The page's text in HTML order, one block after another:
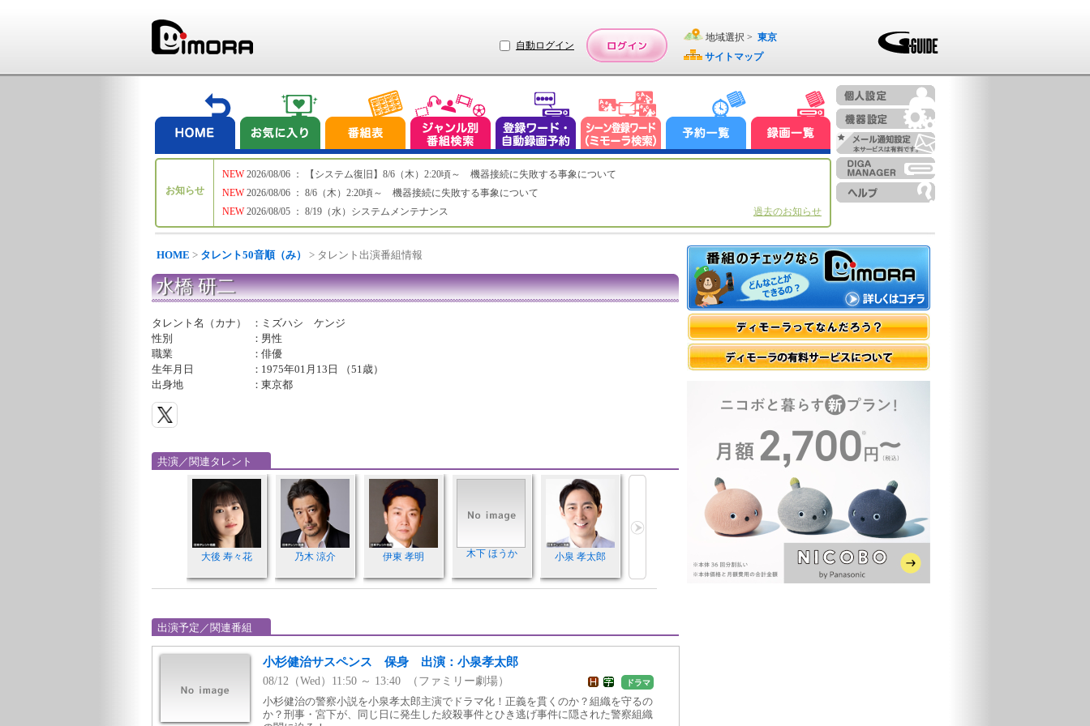
自動ログイン
地域選択 > 東京
サイトマップ
お知らせ
NEW
NEW
NEW
2026/08/06 ： 【システム復旧】8/6（木）2:20頃～ 機器接続に失敗する事象について
2026/08/06 ： 8/6（木）2:20頃～ 機器接続に失敗する事象について
2026/08/05 ： 8/19（水）システムメンテナンス
過去のお知らせ
HOME > タレント50音順（み） > タレント出演番組情報
水橋 研二
タレント名（カナ） ： ミズハシ ケンジ
性別
： 男性
職業
：俳優
生年月日
： 1975年01月13日 （51歳）
出身地
：東京都
共演／関連タレント
大後 寿々花 乃木 涼介 伊東 孝明 木下 ほうか 小泉 孝太郎
出演予定／関連番組
小杉健治サスペンス 保身 出演：小泉孝太郎
08/12（Wed）11:50 ～ 13:40 （ファミリー劇場） ドラマ
小杉健治の警察小説を小泉孝太郎主演でドラマ化！正義を貫くのか？組織を守るの
か？刑事・宮下が、同じ日に発生した絞殺事件とひき逃げ事件に隠された警察組織